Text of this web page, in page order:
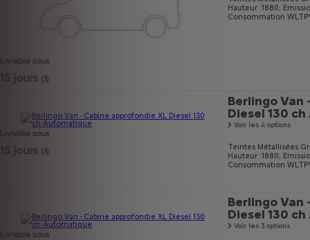
Livrable sous
15 jours (3)
Hauteur :1880;
Consommation
Livrable sous
15 jours (3)
Berlingo Van
Diesel 130
Voir les 4 options
Teintes Métallisées
Hauteur :1880;
Consommation
Livrable sous
Berlingo Van
Diesel 130
Voir les 3 options